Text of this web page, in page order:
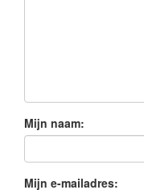
Mijn naam:
Mijn e-mailadres: